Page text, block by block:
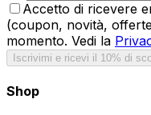
Accetto di ricevere
(coupon, novità,
momento. Vedi la
Iscrivimi e ricevi il 10% di
Shop